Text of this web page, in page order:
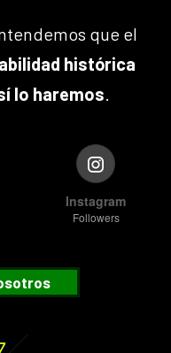
que el
histórica
lo haremos.
Instagram
Followers